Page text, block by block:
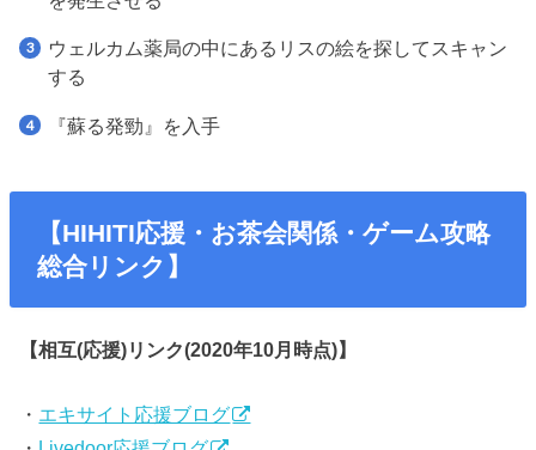
ウェルカム薬局の中にあるリスの絵を探してスキャン
する
『蘇る発勁』を入手
【HIHITI応援・お茶会関係・ゲーム攻略
総合リンク】
【相互(応援)リンク(2020年10月時点)】
・ エキサイト応援ブログ